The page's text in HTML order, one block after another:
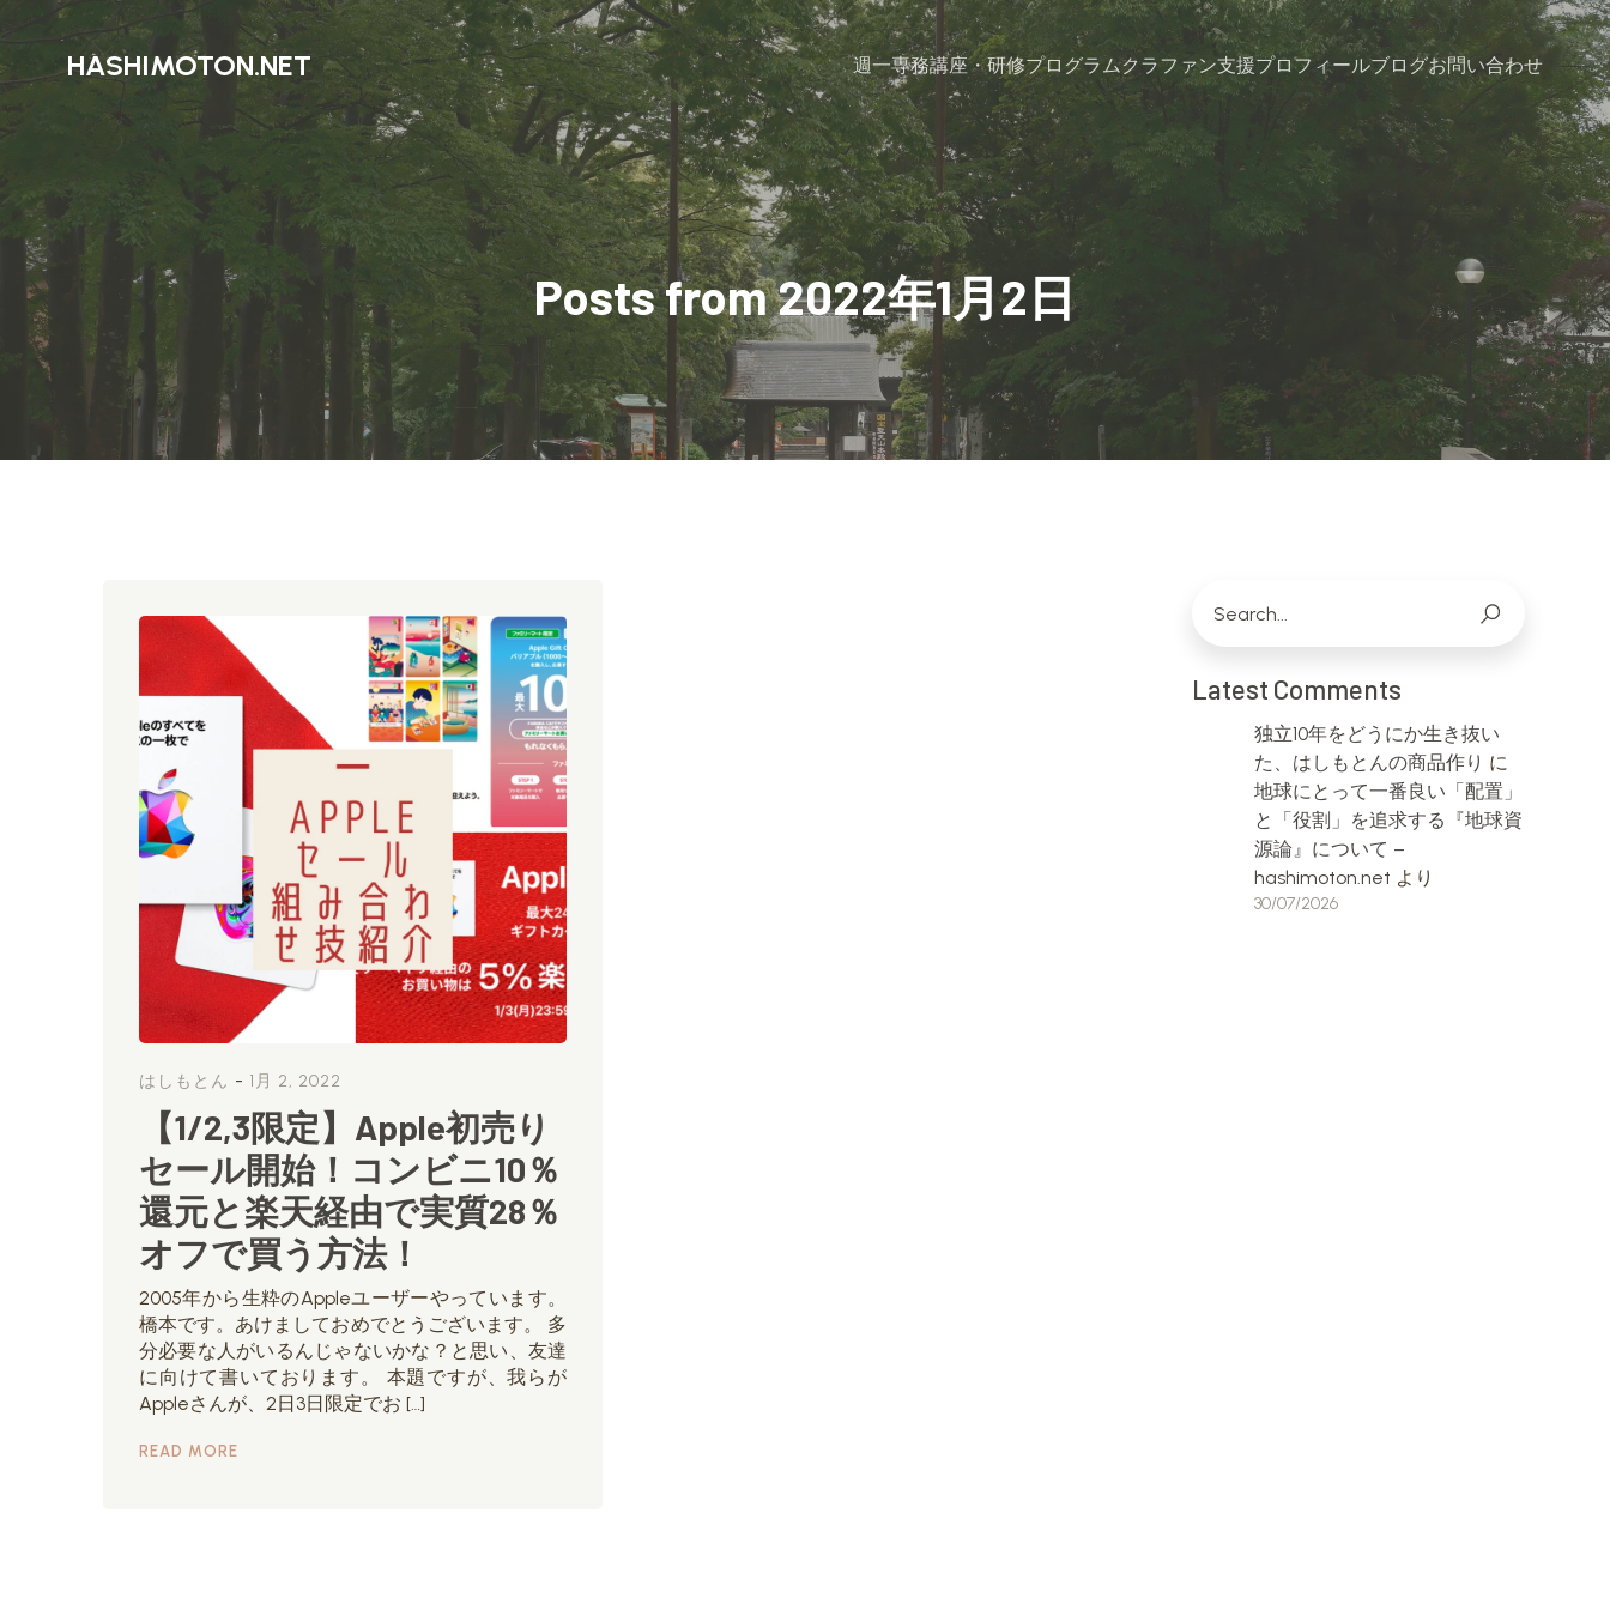
HASHIMOTON.NET 週一専務講座・研修プログラムクラファン支援プロフィールブログお問い合わせ
Posts from 2022年1月2日
はしもとん - 1月 2, 2022
【1/2,3限定】Apple初売り
セール開始！コンビニ10％
還元と楽天経由で実質28％
オフで買う方法！
2005年から生粋のAppleユーザーやっています。
橋本です。あけましておめでとうございます。 多
分必要な人がいるんじゃないかな？と思い、友達
に向けて書いております。 本題ですが、我らが
Appleさんが、2日3日限定でお […]
READ MORE
Latest Comments
独立10年をどうにか生き抜い
た、はしもとんの商品作り に
地球にとって一番良い「配置」
と「役割」を追求する『地球資
源論』について –
hashimoton.net より
30/07/2026